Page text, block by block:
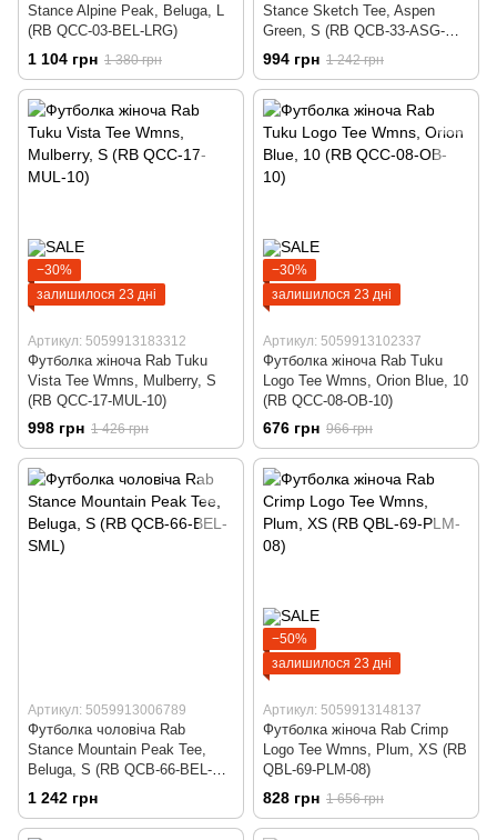
Stance Alpine Peak, Beluga, L
(RB QCC-03-BEL-LRG)
1 104 грн 1 380 грн
Stance Sketch Tee, Aspen
Green, S (RB QCB-33-ASG-
SML)
994 грн 1 242 грн
−30%
залишилося 23 дні
Артикул: 5059913183312
Футболка жіноча Rab Tuku
Vista Tee Wmns, Mulberry, S
(RB QCC-17-MUL-10)
998 грн 1 426 грн
−30%
залишилося 23 дні
Артикул: 5059913102337
Футболка жіноча Rab Tuku
Logo Tee Wmns, Orion Blue, 10
(RB QCC-08-OB-10)
676 грн 966 грн
Артикул: 5059913006789
Футболка чоловіча Rab
Stance Mountain Peak Tee,
Beluga, S (RB QCB-66-BEL-
SML)
1 242 грн
−50%
залишилося 23 дні
Артикул: 5059913148137
Футболка жіноча Rab Crimp
Logo Tee Wmns, Plum, XS (RB
QBL-69-PLM-08)
828 грн 1 656 грн